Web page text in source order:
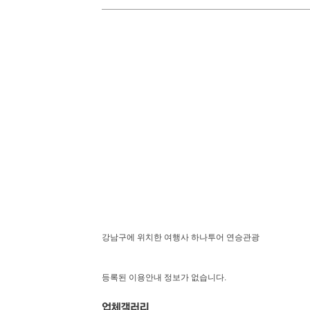
강남구에 위치한 여행사 하나투어 연승관광
등록된 이용안내 정보가 없습니다.